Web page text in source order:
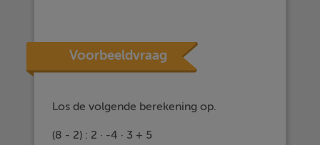
Voorbeeldvraag
Los de volgende berekening op.
(8 - 2) : 2 · -4 · 3 + 5